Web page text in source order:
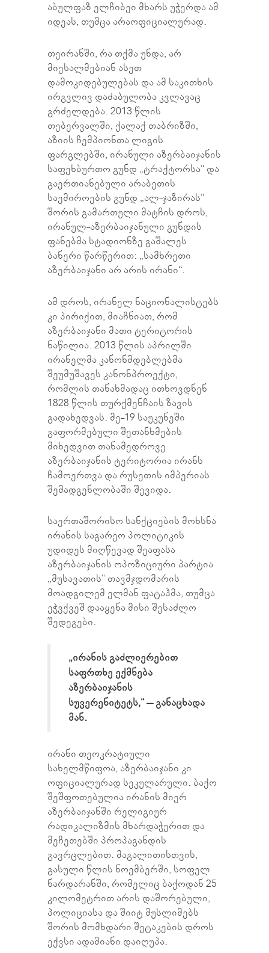
აბულფაზ ელჩიბეი მხარს უჭერდა ამ
იდეას, თუმცა არაოფიციალურად.
თეირანში, რა თქმა უნდა, არ
მიესალმებიან ასეთ
დამოკიდებულებას და ამ საკითხის
ირგვლივ დაძაბულობა კვლავაც
გრძელდება. 2013 წლის
თებერვალში, ქალაქ თაბრიზში,
აზიის ჩემპიონთა ლიგის
ფარგლებში, ირანული აზერბაიჯანის
საფეხბურთო გუნდ „ტრაქტორსა“ და
გაერთიანებული არაბეთის
საემიროების გუნდ „ალ-ჯაზირას“
შორის გამართული მატჩის დროს,
ირანულ-აზერბაიჯანული გუნდის
ფანებმა სტადიონზე გაშალეს
ბანერი წარწერით: „სამხრეთი
აზერბაიჯანი არ არის ირანი“.
ამ დროს, ირანელ ნაციონალისტებს
კი პირიქით, მიაჩნიათ, რომ
აზერბაიჯანი მათი ტერიტორის
ნაწილია. 2013 წლის აპრილში
ირანელმა კანონმდებლებმა
შეუმუშავეს კანონპროექტი,
რომლის თანახმადაც ითხოვდნენ
1828 წლის თურქმენჩაის ზავის
გადახედვას. მე-19 საუკუნეში
გაფორმებული შეთანხმების
მიხედვით თანამედროვე
აზერბაიჯანის ტერიტორია ირანს
ჩამოერთვა და რუსეთის იმპერიას
შემადგენლობაში შევიდა.
საერთაშორისო სანქციების მოხსნა
ირანის საგარეო პოლიტიკის
უდიდეს მიღწევად შეაფასა
აზერბაიჯანის ოპოზიციური პარტია
„მუსავათის“ თავმჯდომარის
მოადგილემ ელმან ფატაჰმა, თუმცა
ეჭვქვეშ დააყენა მისი შესაძლო
შედეგები.
„ირანის გაძლიერებით
საფრთხე ექმნება
აზერბაიჯანის
სუვერენიტეტს,“ – განაცხადა
მან.
ირანი თეოკრატიული
სახელმწიფოა, აზერბაიჯანი კი
ოფიციალურად სეკულარული. ბაქო
შეშფოთებულია ირანის მიერ
აზერბაიჯანში რელიგიურ
რადიკალიზმის მხარდაჭერით და
მეჩეთებში პროპაგანდის
გავრცლებით. მაგალითისთვის,
გასული წლის ნოემბერში, სოფელ
ნარდარანში, რომელიც ბაქოდან 25
კილომეტრით არის დაშორებული,
პოლიციასა და შიიტ მუსლიმებს
შორის მომხდარი შეტაკების დროს
ექვსი ადამიანი დაიღუპა.